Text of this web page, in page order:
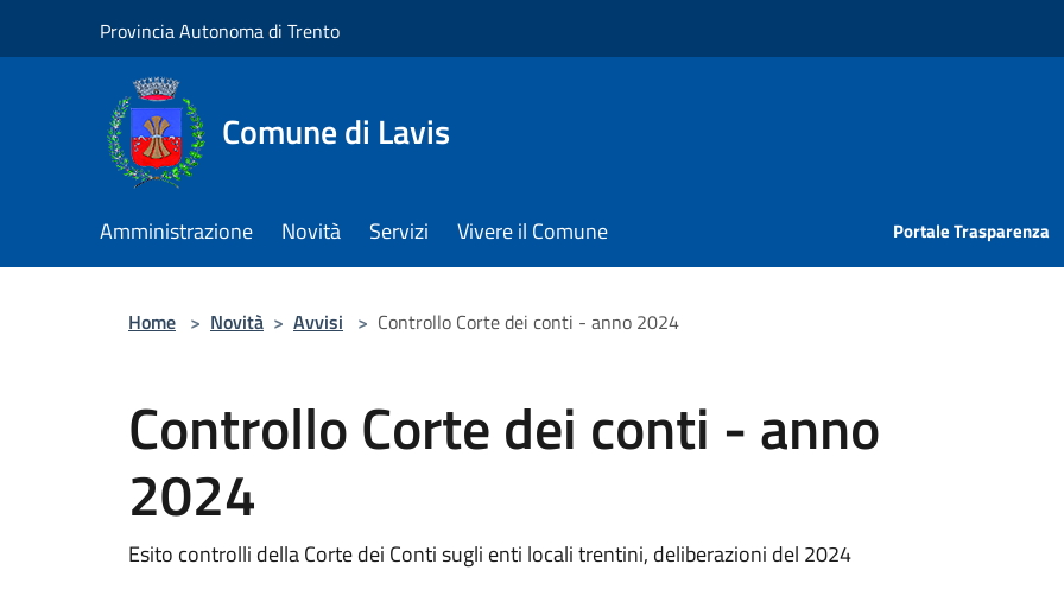
Provincia Autonoma di Trento
Comune di Lavis
Amministrazione Novità Servizi Vivere il Comune Portale Trasparenza
Home > Novità > Avvisi > Controllo Corte dei conti - anno 2024
Controllo Corte dei conti - anno
2024
Esito controlli della Corte dei Conti sugli enti locali trentini, deliberazioni del 2024